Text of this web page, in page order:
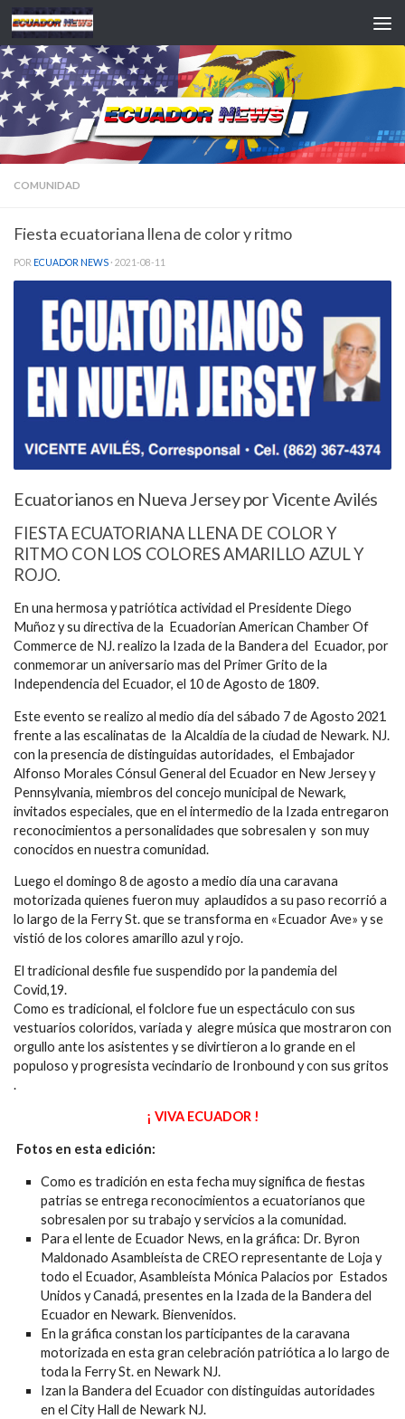
Saltar al contenido
COMUNIDAD
Fiesta ecuatoriana llena de color y ritmo
POR ECUADOR NEWS · 2021-08-11
Ecuatorianos en Nueva Jersey por Vicente Avilés
FIESTA ECUATORIANA LLENA DE COLOR Y
RITMO CON LOS COLORES AMARILLO AZUL Y
ROJO.
En una hermosa y patriótica actividad el Presidente Diego
Muñoz y su directiva de la Ecuadorian American Chamber Of
Commerce de NJ. realizo la Izada de la Bandera del Ecuador, por
conmemorar un aniversario mas del Primer Grito de la
Independencia del Ecuador, el 10 de Agosto de 1809.
Este evento se realizo al medio día del sábado 7 de Agosto 2021
frente a las escalinatas de la Alcaldía de la ciudad de Newark. NJ.
con la presencia de distinguidas autoridades, el Embajador
Alfonso Morales Cónsul General del Ecuador en New Jersey y
Pennsylvania, miembros del concejo municipal de Newark,
invitados especiales, que en el intermedio de la Izada entregaron
reconocimientos a personalidades que sobresalen y son muy
conocidos en nuestra comunidad.
Luego el domingo 8 de agosto a medio día una caravana
motorizada quienes fueron muy aplaudidos a su paso recorrió a
lo largo de la Ferry St. que se transforma en «Ecuador Ave» y se
vistió de los colores amarillo azul y rojo.
El tradicional desfile fue suspendido por la pandemia del
Covid,19.
Como es tradicional, el folclore fue un espectáculo con sus
vestuarios coloridos, variada y alegre música que mostraron con
orgullo ante los asistentes y se divirtieron a lo grande en el
populoso y progresista vecindario de Ironbound y con sus gritos
.
¡ VIVA ECUADOR !
Fotos en esta edición:
Como es tradición en esta fecha muy significa de fiestas
patrias se entrega reconocimientos a ecuatorianos que
sobresalen por su trabajo y servicios a la comunidad.
Para el lente de Ecuador News, en la gráfica: Dr. Byron
Maldonado Asambleísta de CREO representante de Loja y
todo el Ecuador, Asambleísta Mónica Palacios por Estados
Unidos y Canadá, presentes en la Izada de la Bandera del
Ecuador en Newark. Bienvenidos.
En la gráfica constan los participantes de la caravana
motorizada en esta gran celebración patriótica a lo largo de
toda la Ferry St. en Newark NJ.
Izan la Bandera del Ecuador con distinguidas autoridades
en el City Hall de Newark NJ.